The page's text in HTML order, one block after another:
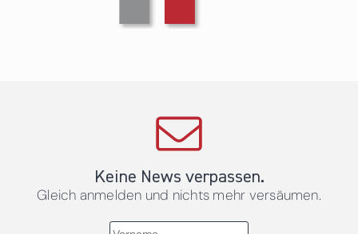
Keine News verpassen.
Gleich anmelden und nichts mehr versäumen.